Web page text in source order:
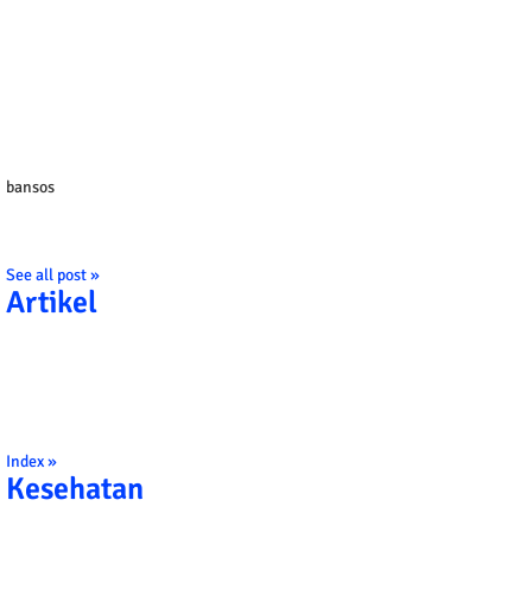
bansos
See all post »
Artikel
Index »
Kesehatan